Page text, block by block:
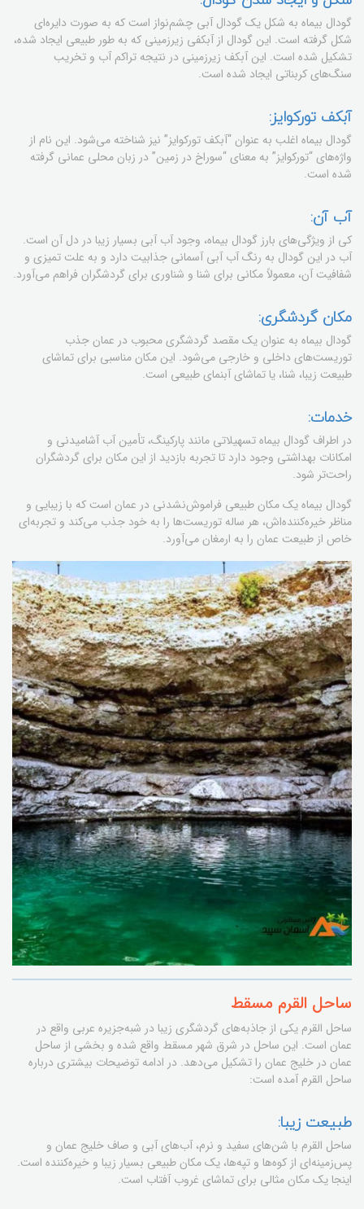
گودال بیماه به شکل یک گودال آبی چشم‌نواز است که به صورت دایره‌ای
شکل گرفته است. این گودال از آبکفی زیرزمینی که به طور طبیعی ایجاد شده،
تشکیل شده است. این آبکف زیرزمینی در نتیجه تراکم آب و تخریب
سنگ‌های کربناتی ایجاد شده است.
آبکف تورکوایز:
گودال بیماه اغلب به عنوان “آبکف تورکوایز” نیز شناخته می‌شود. این نام از
واژه‌های “تورکوایز” به معنای “سوراخ در زمین” در زبان محلی عمانی گرفته
شده است.
آب آن:
کی از ویژگی‌های بارز گودال بیماه، وجود آب آبی بسیار زیبا در دل آن است.
آب در این گودال به رنگ آب آبی آسمانی جذابیت دارد و به علت تمیزی و
شفافیت آن، معمولاً مکانی برای شنا و شناوری برای گردشگران فراهم می‌آورد.
مکان گردشگری:
گودال بیماه به عنوان یک مقصد گردشگری محبوب در عمان جذب
توریست‌های داخلی و خارجی می‌شود. این مکان مناسبی برای تماشای
طبیعت زیبا، شنا، یا تماشای آبنمای طبیعی است.
خدمات:
در اطراف گودال بیماه تسهیلاتی مانند پارکینگ، تأمین آب آشامیدنی و
امکانات بهداشتی وجود دارد تا تجربه بازدید از این مکان برای گردشگران
راحت‌تر شود.
گودال بیماه یک مکان طبیعی فراموش‌نشدنی در عمان است که با زیبایی و
مناظر خیره‌کننده‌اش، هر ساله توریست‌ها را به خود جذب می‌کند و تجربه‌ای
خاص از طبیعت عمان را به ارمغان می‌آورد.
ساحل القرم مسقط
ساحل القرم یکی از جاذبه‌های گردشگری زیبا در شبه‌جزیره عربی واقع در
عمان است. این ساحل در شرق شهر مسقط واقع شده و بخشی از ساحل
عمان در خلیج عمان را تشکیل می‌دهد. در ادامه توضیحات بیشتری درباره
ساحل القرم آمده است:
طبیعت زیبا:
ساحل القرم با شن‌های سفید و نرم، آب‌های آبی و صاف خلیج عمان و
پس‌زمینه‌ای از کوه‌ها و تپه‌ها، یک مکان طبیعی بسیار زیبا و خیره‌کننده است.
اینجا یک مکان مثالی برای تماشای غروب آفتاب است.